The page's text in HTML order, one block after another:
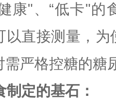
康"、“低卡"的
以直接测量，
需严格控糖的糖
定的基石：